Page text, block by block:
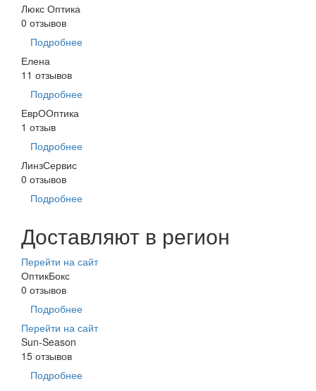
Люкс Оптика
0 отзывов
Подробнее
Елена
11 отзывов
Подробнее
ЕврООптика
1 отзыв
Подробнее
ЛинзСервис
0 отзывов
Подробнее
Доставляют в регион
Перейти на сайт
ОптикБокс
0 отзывов
Подробнее
Перейти на сайт
Sun-Season
15 отзывов
Подробнее